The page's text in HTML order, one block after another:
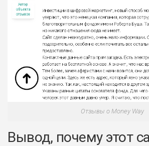
Отзывы о Money Way
Вывод, почему этот